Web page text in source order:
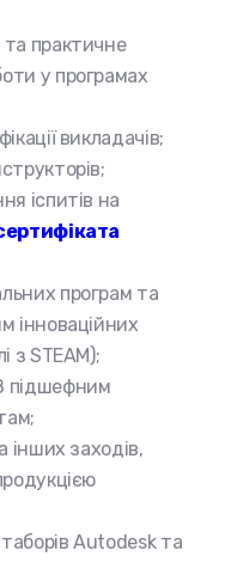
та практичне
у програмах
викладачів;
іспитів на
програм та
інноваційних
з STEAM);
підшефним
інших заходів,
Autodesk та